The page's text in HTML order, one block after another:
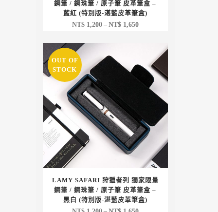
鋼筆 / 鋼珠筆 / 原子筆 皮革筆盒 –
藍紅 (特別版-湛藍皮革筆盒)
NT$1,200 – NT$1,650價
圍：
NT$ 1,200
NT$ 1,650
OUT OF
STOCK
LAMY SAFARI 狩獵者列 獨家限量
鋼筆 / 鋼珠筆 / 原子筆 皮革筆盒 –
黑白 (特別版-湛藍皮革筆盒)
價